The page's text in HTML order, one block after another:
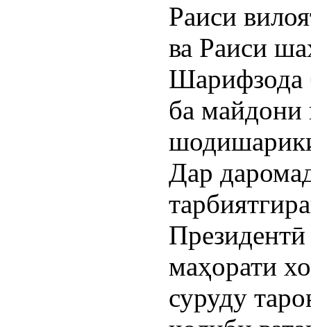
Раиси
ва Раиси
Шарифзода
ба майдони
Дар
маҳорати
суруду